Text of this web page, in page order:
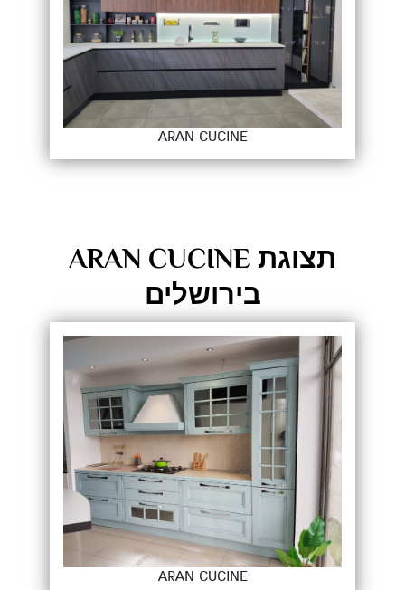
ARAN CUCINE
תצוגת ARAN CUCINE
בירושלים
ARAN CUCINE